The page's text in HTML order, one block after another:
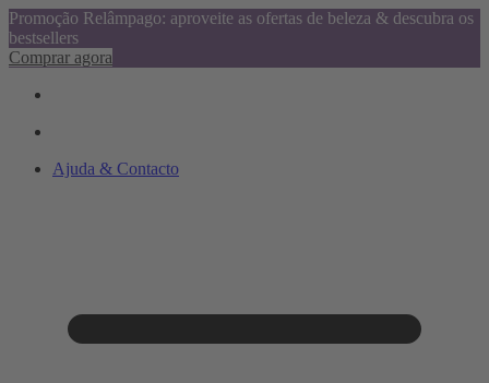
Promoção Relâmpago: aproveite as ofertas de beleza & descubra os
bestsellers
Comprar agora
Ajuda & Contacto